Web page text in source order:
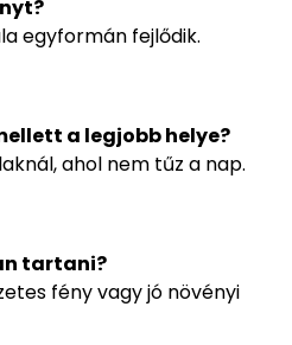
egyformán fejlődik.
a legjobb helye?
ahol nem tűz a nap.
tartani?
fény vagy jó növényi